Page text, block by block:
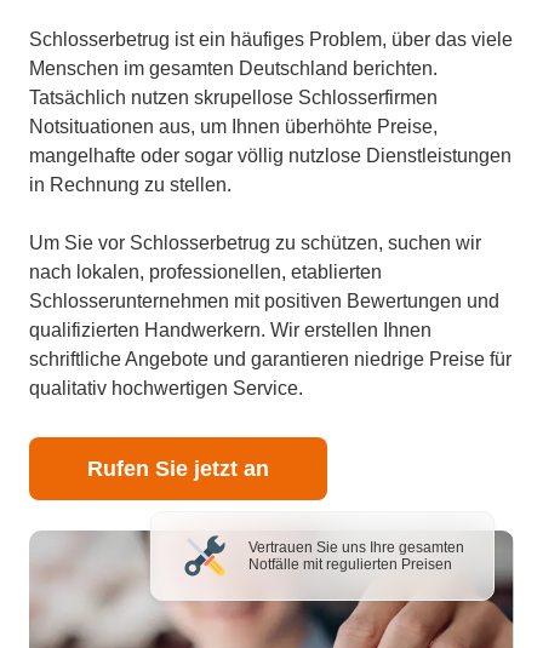
Schlosserbetrug ist ein häufiges Problem, über das viele
Menschen im gesamten Deutschland berichten.
Tatsächlich nutzen skrupellose Schlosserfirmen
Notsituationen aus, um Ihnen überhöhte Preise,
mangelhafte oder sogar völlig nutzlose Dienstleistungen
in Rechnung zu stellen.
Um Sie vor Schlosserbetrug zu schützen, suchen wir
nach lokalen, professionellen, etablierten
Schlosserunternehmen mit positiven Bewertungen und
qualifizierten Handwerkern. Wir erstellen Ihnen
schriftliche Angebote und garantieren niedrige Preise für
qualitativ hochwertigen Service.
Rufen Sie jetzt an
Vertrauen Sie uns Ihre gesamten
Notfälle mit regulierten Preisen